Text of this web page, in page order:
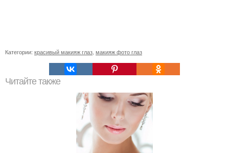
Категории: красивый макияж глаз макияж фото глаз
Читайте также